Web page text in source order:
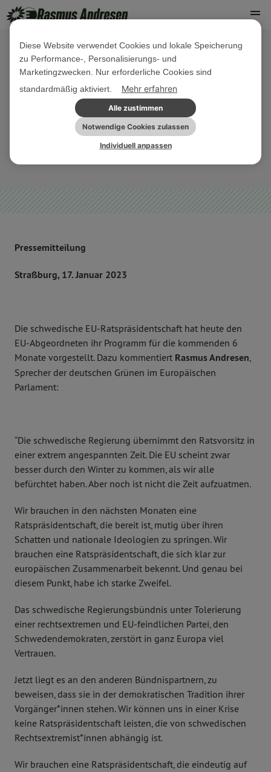
17. JANUAR 2023
Schwedische Ratspräsidentschaft:
In der Krise brauchen wir Mut für
Neues statt ideologischer Schatten!
Pressemitteilung
Straßburg, 17. Januar 2023
Die schwedische EU-Ratspräsidentschaft hat heute den
EU-Abgeordneten ihr Programm für die kommenden 6
Monate vorgestellt. Dazu kommentiert Rasmus Andresen,
Sprecher der deutschen Grünen im Europäischen
Parlament:
“Die schwedische Regierung übernimmt den Ratsvorsitz in
einer extrem angespannten Zeit. Die EU scheint zwar
besser durch den Winter zu kommen, als wir alle
befürchtet haben. Aber noch ist nicht die Zeit aufzuatmen.
Wir brauchen in den nächsten Monaten eine
Ratspräsidentschaft, die bereit ist, mutig über ihren
Schatten und nationale Ideologien zu springen. Wir
brauchen eine Ratspräsidentschaft, die sich klar zur
europäischen Zusammenarbeit bekennt. Und genau bei
diesem Punkt, habe ich starke Zweifel.
Das schwedische Regierungsbündnis unter Tolerierung
einer rechtsextremen und EU-feindlichen Partei, den
Schwedendemokraten, zerstört in ganz Europa viel
Vertrauen.
Jetzt liegt es an den anderen Bündnispartnern, zu
beweisen, dass sie in der demokratischen Tradition ihrer
Vorgänger*innen stehen. Wir können uns in einer Krise
keine Ratspräsidentschaft leisten, die von schwedischen
Rechtsextremist*innen abhängig ist.
Wir brauchen eine Ratspräsidentschaft, die eindeutig auf
Diese Website verwendet Cookies und lokale Speicherung
zu Performance-, Personalisierungs- und
Marketingzwecken. Nur erforderliche Cookies sind
standardmäßig aktiviert.
Mehr erfahren
Alle zustimmen
Notwendige Cookies zulassen
Individuell anpassen